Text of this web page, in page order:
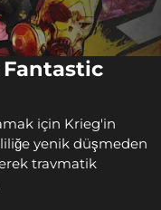
için Krieg'in
yenik düşmeden
travmatik